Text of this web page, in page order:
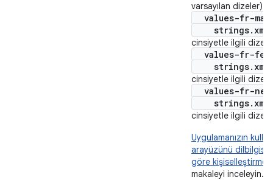
varsayılan dizeler)
values-fr-
strings.xml
cinsiyetle ilgili
values-fr-
strings.xml
cinsiyetle ilgili
values-fr-
strings.xml
cinsiyetle ilgili
Uygulamanızın
arayüzünü
göre kişiselleştirme
makaleyi inceleyin.